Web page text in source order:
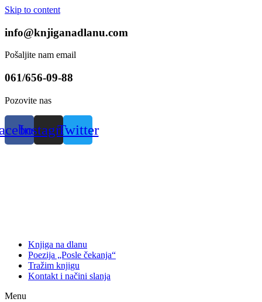
Skip to content
info@knjiganadlanu.com
Pošaljite nam email
061/656-09-88
Pozovite nas
InstagramTwitter
Knjiga na dlanu
Poezija „Posle čekanja“
Tražim knjigu
Kontakt i načini slanja
Menu